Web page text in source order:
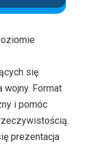
się
Format
i pomóc
prezentacja